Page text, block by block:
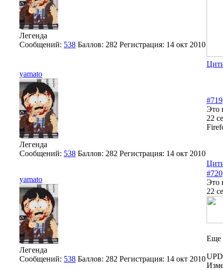
Легенда
Сообщений: 538 Баллов: 282 Регистрация: 14 окт 2010
yamato
Легенда
Сообщений: 538 Баллов: 282 Регистрация: 14 окт 2010
#719
Это
22
yamato
Легенда
Сообщений: 538 Баллов: 282 Регистрация: 14 окт 2010
#720
Это
22
Еще